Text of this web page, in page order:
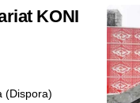
KONI
(Dispora)